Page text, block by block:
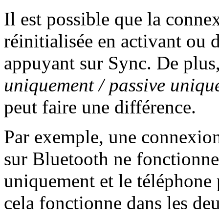
Il est possible que la
réinitialisée en activant ou
appuyant sur Sync. De
uniquement / passive
peut faire une différence.
Par exemple, une
sur Bluetooth ne
uniquement et le
cela fonctionne dans les